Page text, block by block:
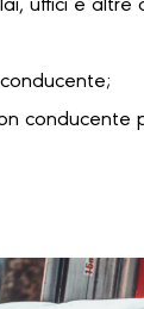
uffici e altre
conducente